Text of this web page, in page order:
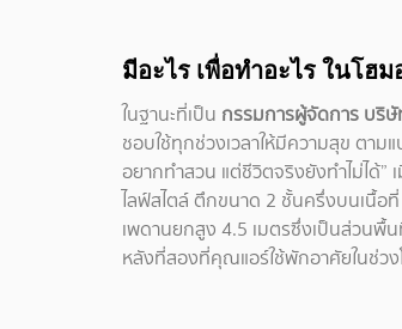
มีอะไร เพื่อทำอะไร ในโ
ในฐานะที่เป็น กรรมการผู้จัดการ บริษั
ชอบใช้ทุกช่วงเวลาให้มีความสุข ตา
อยากทำสวน แต่ชีวิตจริงยังทำไม่ได้
ไลฟ์สไตล์ ตึกขนาด 2 ชั้นครึ่งบนเนื้อที่
เพดานยกสูง 4.5 เมตรซึ่งเป็นส่วนพื้
หลังที่สองที่คุณแอร์ใช้พักอาศัยในช่วง